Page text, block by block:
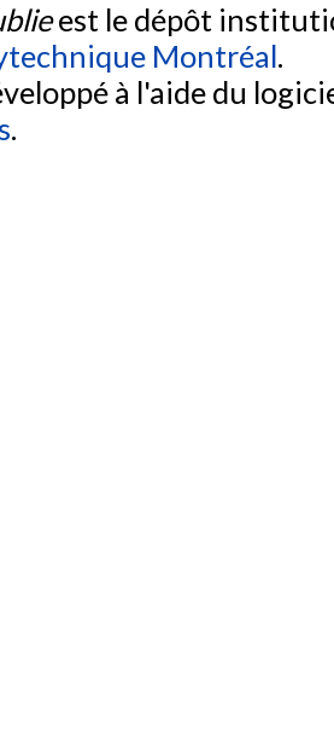
est le dépôt
Montréal.
à l'aide du
.